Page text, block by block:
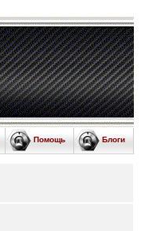
Блоги
Помощь